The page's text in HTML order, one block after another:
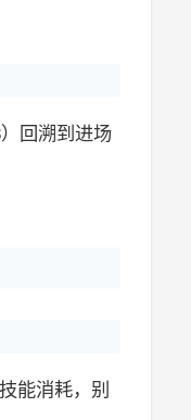
回溯到进场
能消耗，别